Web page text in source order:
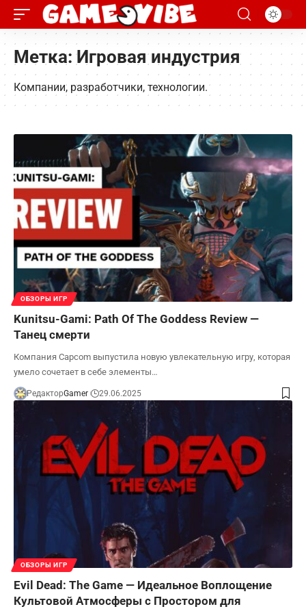
Метка:Игровая индустрия
Компании, разработчики, технологии.
ОБЗОРЫ ИГР
Kunitsu-Gami: Path Of The Goddess Review —
Танец смерти
Компания Capcom выпустила новую увлекательную игру, которая
умело сочетает в себе элементы…
РедакторGamer 29.06.2025
ОБЗОРЫ ИГР
Evil Dead: The Game — Идеальное Воплощение
Культовой Атмосферы с Простором для